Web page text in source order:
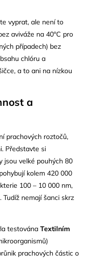
vyprat, ale není to
aviváže na 40°C pro
případech) bez
chlóru a
a to ani na nízkou
a
prachových roztočů,
Představte si
jsou velké pouhých 80
kolem 420 000
100 – 10 000 nm,
nemají šanci skrz
testována Textilním
prachových částic o